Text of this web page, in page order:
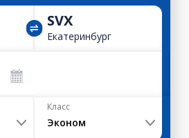
SVX
Екатеринбург
Класс
Эконом